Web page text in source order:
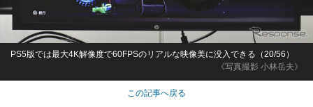
《写真撮影 小林岳夫》
PS5版では最大4K解像度で60FPSのリアルな映像美に没入できる（20/56）
この記事へ戻る